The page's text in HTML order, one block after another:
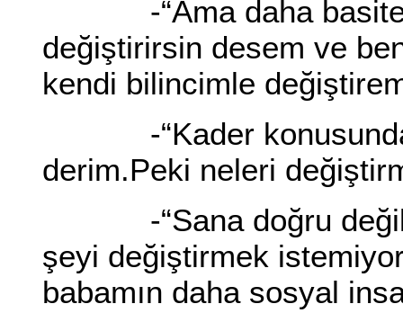
-“Ama daha basite
değiştirirsin desem ve
kendi bilincimle
-“Kader konusunda
derim.Peki neleri
-“Sana doğru
şeyi değiştirmek
babamın daha sosyal